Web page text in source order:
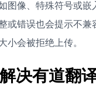
图像、特殊符号或嵌
或错误也会提示不兼
小会被拒绝上传。
决有道翻